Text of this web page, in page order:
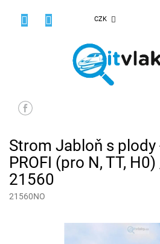
CZK
Strom Jabloň s plody
PROFI (pro N, TT,
21560
21560NO